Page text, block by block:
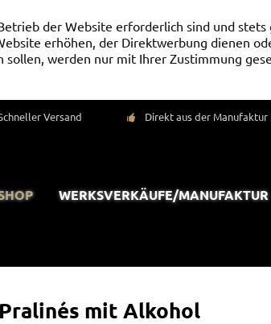
der Website erforderlich sind und
erhöhen, der Direktwerbung dienen
werden nur mit Ihrer Zustimmung
Versand Direkt aus der
WERKSVERKÄUFE/MANUFAKTUR
mit Alkohol